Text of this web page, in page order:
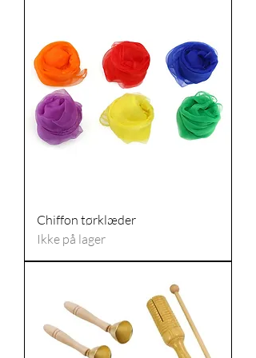
Chiffon tørklæder
Ikke på lager